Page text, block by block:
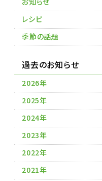
レシピ
季節の話題
過去のお知らせ
2026年
2025年
2024年
2023年
2022年
2021年